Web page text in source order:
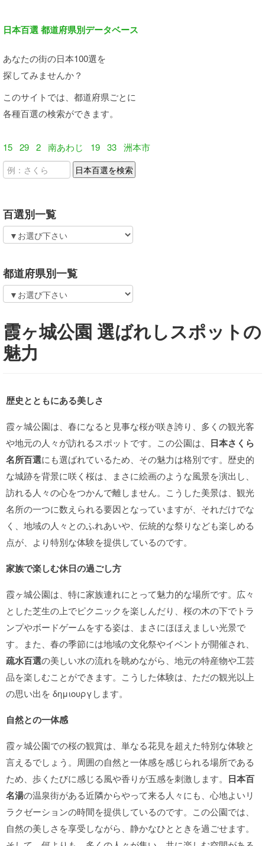
日本百選 都道府県別データベース
あなたの街の日本100選を
探してみませんか？
このサイトでは、都道府県ごとに
各種百選の検索ができます。
15 29 2 南あわじ 19 33 洲本市
百選別一覧
都道府県別一覧
霞ヶ城公園 選ばれしスポットの
魅力
歴史とともにある美しさ
霞ヶ城公園は、春になると見事な桜が咲き誇り、多くの観光客
や地元の人々が訪れるスポットです。この公園は、 日本さくら
名所百選にも選ばれているため、その魅力は格別です。歴史的
な城跡を背景に咲く桜は、まさに絵画のような風景を演出し、
訪れる人々の心をつかんで離しません。こうした美景は、観光
名所の一つに数えられる要因となっていますが、それだけでな
く、地域の人々とのふれあいや、伝統的な祭りなども楽しめる
点が、より特別な体験を提供しているのです。
家族で楽しむ休日の過ごし方
霞ヶ城公園は、特に家族連れにとって魅力的な場所です。広々
とした芝生の上でピクニックを楽しんだり、桜の木の下でトラ
ンプやボードゲームをする姿は、まさにほほえましい光景で
す。また、春の季節には地域の文化祭やイベントが開催され、
疏水百選の美しい水の流れを眺めながら、地元の特産物や工芸
品を楽しむことができます。こうした体験は、ただの観光以上
の思い出を δημιουργします。
自然との一体感
霞ヶ城公園での桜の観賞は、単なる花見を超えた特別な体験と
言えるでしょう。周囲の自然と一体感を感じられる場所である
ため、歩くたびに感じる風や香りが五感を刺激します。 日本百
名湯の温泉街がある近隣からやって来る人々にも、心地よいリ
ラクゼーションの時間を提供しているのです。この公園では、
自然の美しさを享受しながら、静かなひとときを過ごせます。